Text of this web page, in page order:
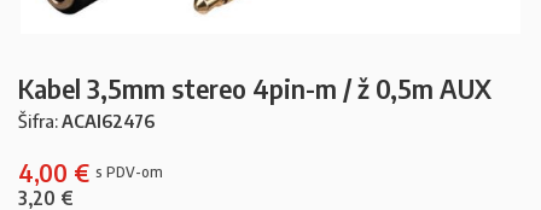
Kabel 3,5mm stereo 4pin-m / ž 0,5m AUX
Šifra:ACAI62476
4,00 €
3,20 €